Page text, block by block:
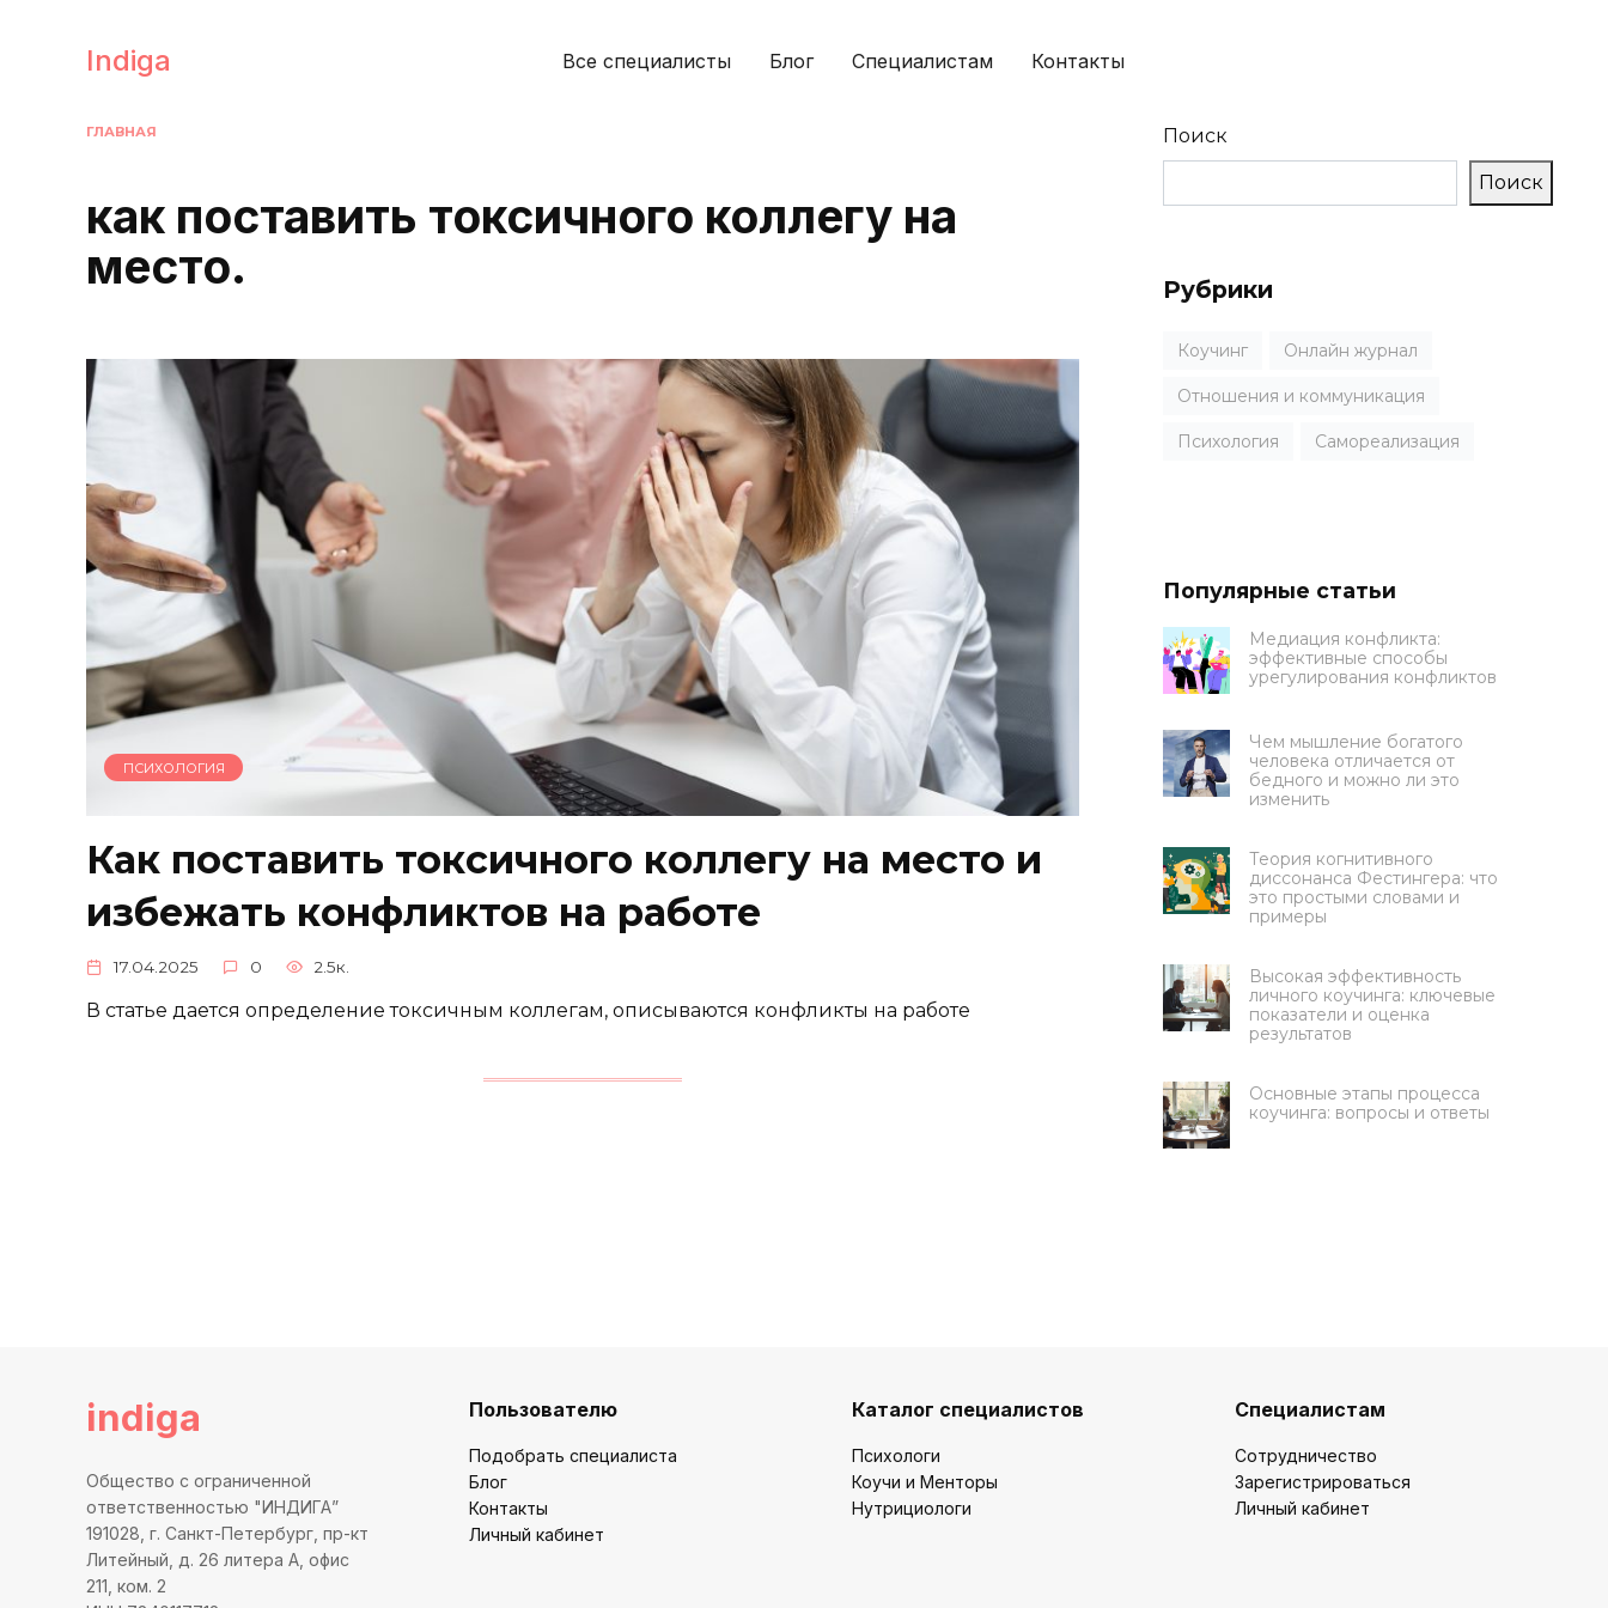
содержаниюIndiga Все специалисты Блог Специалистам Контакты
ГЛАВНАЯ
как поставить токсичного коллегу на
место.
ПСИХОЛОГИЯ
Как поставить токсичного коллегу на место и
избежать конфликтов на работе
17.04.2025 0 2.5к.
В статье дается определение токсичным коллегам, описываются конфликты на работе
Поиск
Поиск
Рубрики
Коучинг Онлайн журнал
Отношения и коммуникация
Психология Самореализация
Популярные статьи
Медиация конфликта:
эффективные способы
урегулирования конфликтов
Чем мышление богатого
человека отличается от
бедного и можно ли это
изменить
Теория когнитивного
диссонанса Фестингера: что
это простыми словами и
примеры
Высокая эффективность
личного коучинга: ключевые
показатели и оценка
результатов
Основные этапы процесса
коучинга: вопросы и ответы
indiga
Общество с ограниченной
ответственностью "ИНДИГА”
191028, г. Санкт-Петербург, пр-кт
Литейный, д. 26 литера А, офис
211, ком. 2
Пользователю
Подобрать специалиста
Блог
Контакты
Личный кабинет
Каталог специалистов
Психологи
Коучи и Менторы
Нутрициологи
Специалистам
Сотрудничество
Зарегистрироваться
Личный кабинет
Ответьте на 3 вопроса, чтобы
Какую цель вы ставите на
обучение?